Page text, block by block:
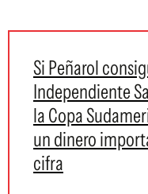
Si Peñarol
Independiente
la Copa
un dinero
cifra